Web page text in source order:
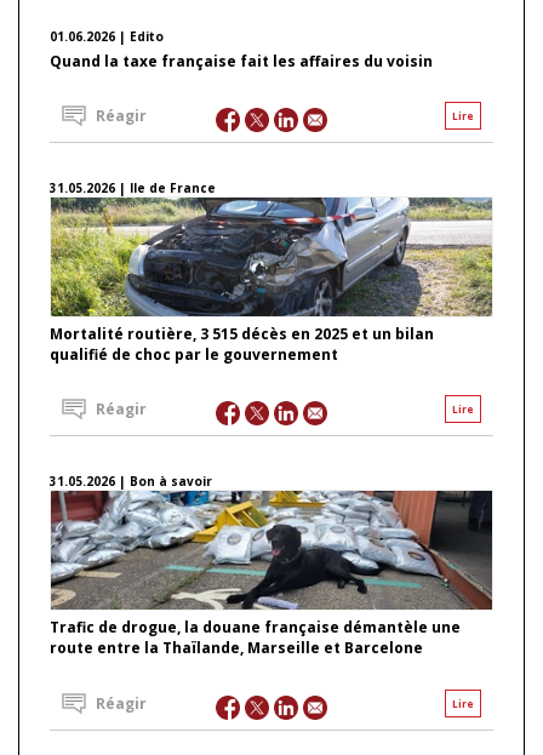
01.06.2026 | Edito
Quand la taxe française fait les affaires du voisin
Lire
Réagir
31.05.2026 | Ile de France
Mortalité routière, 3 515 décès en 2025 et un bilan
qualifié de choc par le gouvernement
Lire
Réagir
31.05.2026 | Bon à savoir
Trafic de drogue, la douane française démantèle une
route entre la Thaïlande, Marseille et Barcelone
Lire
Réagir